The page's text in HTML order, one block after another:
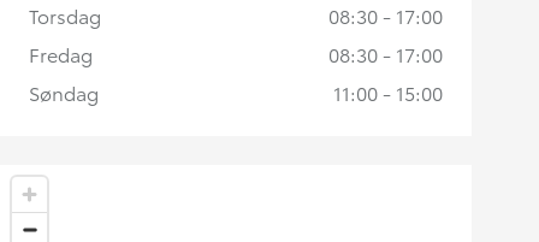
Torsdag
08:30 - 17:00
Fredag
08:30 - 17:00
Søndag
11:00 - 15:00